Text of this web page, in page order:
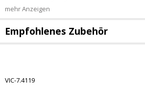
mehr Anzeigen
Empfohlenes Zubehör
VIC-7.4119